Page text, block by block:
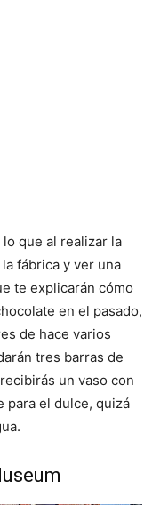
que al realizar la
fábrica y ver una
te explicarán cómo
en el pasado,
de hace varios
tres barras de
un vaso con
para el dulce, quizá